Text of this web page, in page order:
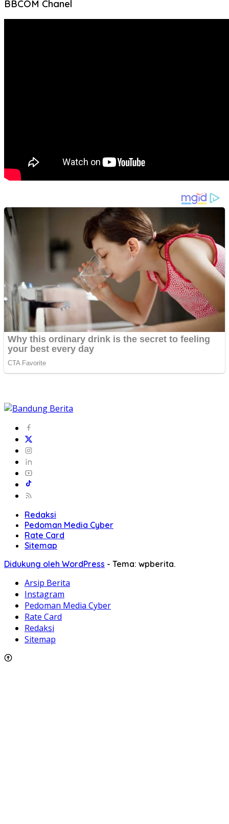
BBCOM Chanel
Redaksi
Pedoman Media Cyber
Rate Card
Sitemap
Didukung oleh WordPress - Tema: wpberita.
Arsip Berita
Instagram
Pedoman Media Cyber
Rate Card
Redaksi
Sitemap